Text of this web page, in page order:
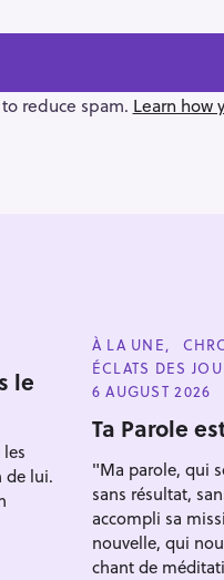
reduce spam. Learn how
le
de lui.
C
A
T
E
O
R
E
À LA UNE
ÉCLATS DES
6 AUGUST 2026
Ta Parole
"Ma parole, qui
sans résultat,
accompli sa
nouvelle, qui
chant de